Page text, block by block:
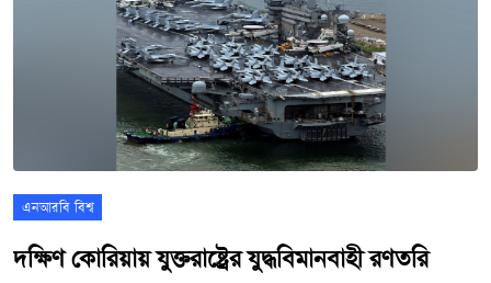
এনআরবি বিশ্ব
দক্ষিণ কোরিয়ায় যুক্তরাষ্ট্রের যুদ্ধবিমানবাহী রণতরি